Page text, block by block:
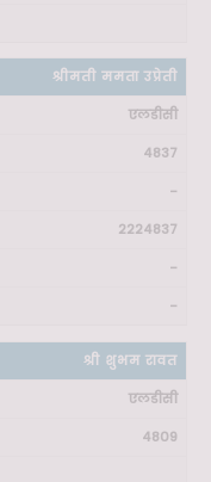
श्रीमती ममता उप्रेती
एलडीसी
4837
-
2224837
-
-
श्री शुभम रावत
एलडीसी
4809